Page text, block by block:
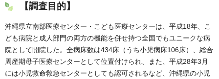
【調査目的】
沖縄県立南部医療センター・こども医療センターは、平成18年、こ
ども病院と成人部門の両方の機能を併せ持つ全国でもユニークな病
院として開院した。全病床数は434床（うち小児病床106床）、総合
周産期母子医療センターとして位置付けられ、また、平成28年3月
には小児救命救急センターとしても認可されるなど、沖縄県の小児